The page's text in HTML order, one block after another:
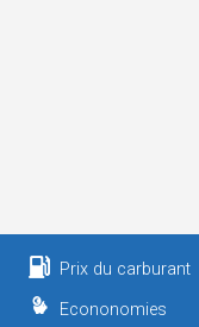
Prix du carburant
Econonomies